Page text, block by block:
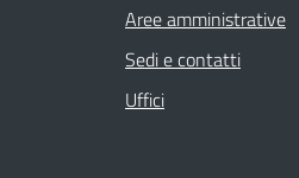
Aree amministrative
Sedi e contatti
Uffici